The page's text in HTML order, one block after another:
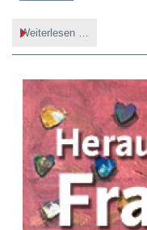
Weiterlesen …
Das
Alte
Musik,
316
(2.
Quartal
2026)